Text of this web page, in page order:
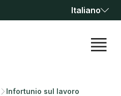
Italiano
Infortunio sul lavoro